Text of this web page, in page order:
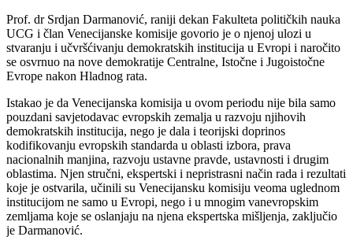
Prof. dr Srdjan Darmanović, raniji dekan Fakulteta političkih nauka
UCG i član Venecijanske komisije govorio je o njenoj ulozi u
stvaranju i učvršćivanju demokratskih institucija u Evropi i naročito
se osvrnuo na nove demokratije Centralne, Istočne i Jugoistočne
Evrope nakon Hladnog rata.
Istakao je da Venecijanska komisija u ovom periodu nije bila samo
pouzdani savjetodavac evropskih zemalja u razvoju njihovih
demokratskih institucija, nego je dala i teorijski doprinos
kodifikovanju evropskih standarda u oblasti izbora, prava
nacionalnih manjina, razvoju ustavne pravde, ustavnosti i drugim
oblastima. Njen stručni, ekspertski i nepristrasni način rada i rezultati
koje je ostvarila, učinili su Venecijansku komisiju veoma uglednom
institucijom ne samo u Evropi, nego i u mnogim vanevropskim
zemljama koje se oslanjaju na njena ekspertska mišljenja, zaključio
je Darmanović.